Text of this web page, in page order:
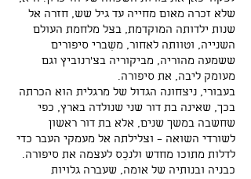
שלא זכרה מאום מחייה עד גיל שש, חזרה אל
שנות ילדותה המוקדמת, בצל מלחמת העולם
השנייה, וטוותה לאחור, משִברי סיפורים
ששמעה מהוריה, מביקוריה בצ’רנוביץ וגם
מעומק ליבה, את סיפורה.
בעבורי, ניצחונה הגדול של מרגלית הוא הכרתה
בכך, שאינה בת דור שני שנולדה בארץ, כפי
שחשבה במשך שנים, אלא בת דור ראשון
לשורדי השואה – וצלילתה אל מעמקי העבר כדי
לדלות מתוכו מחדש ולנכֵס לעצמה את סיפורה.
כבניה ובנותיה של אומה, שעברה גלויות